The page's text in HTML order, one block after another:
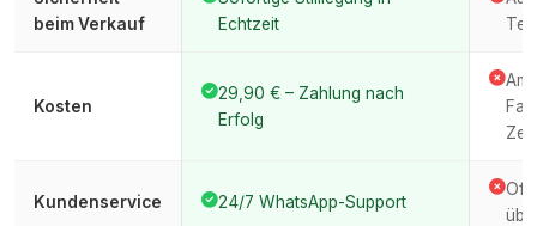
beim Verkauf
Echtzeit
Kosten
29,90 € – Zahlung nach
Erfolg
Kundenservice 24/7 WhatsApp-Support
Oft